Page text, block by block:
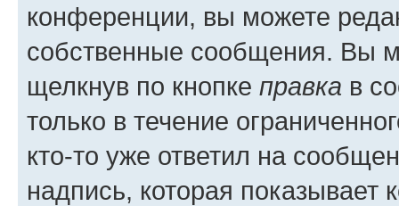
конференции, вы можете
собственные сообщения. Вы
щелкнув по кнопке правка в
только в течение
кто-то уже ответил на
надпись, которая показывает